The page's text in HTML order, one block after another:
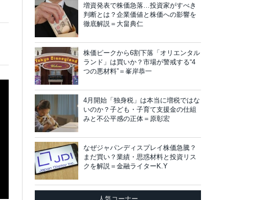
増資発表で株価急落…投資家がすべき
判断とは？企業価値と株価への影響を
徹底解説＝大畠典仁
株価ピークから6割下落「オリエンタル
ランド」は買いか？市場が警戒する“4
つの悪材料”＝峯岸恭一
4月開始「独身税」は本当に増税ではな
いのか？子ども・子育て支援金の仕組
みと不公平感の正体＝原彰宏
なぜジャパンディスプレイ株価急騰？
まだ買い？業績・思惑材料と投資リス
クを解説＝金融ライターK.Y